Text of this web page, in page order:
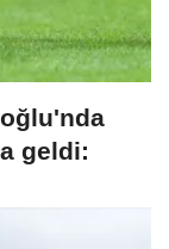
geldi: